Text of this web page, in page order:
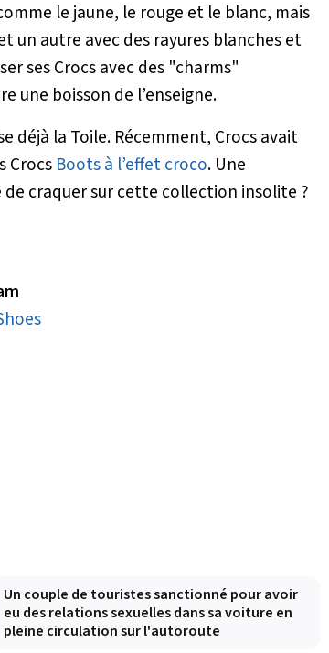
le jaune, le rouge et le blanc, mais
un autre avec des rayures blanches et
ses Crocs avec des "charms"
une boisson de l’enseigne.
la Toile. Récemment, Crocs avait
Crocs Boots à l’effet croco. Une
craquer sur cette collection insolite ?
Un couple de touristes sanctionné pour avoir
eu des relations sexuelles dans sa voiture en
pleine circulation sur l'autoroute